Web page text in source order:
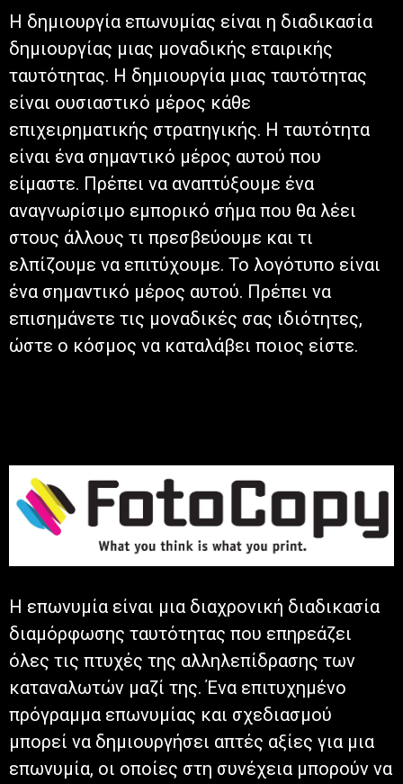
Η δημιουργία επωνυμίας είναι η διαδικασία
δημιουργίας μιας μοναδικής εταιρικής
ταυτότητας. Η δημιουργία μιας ταυτότητας
είναι ουσιαστικό μέρος κάθε
επιχειρηματικής στρατηγικής. Η ταυτότητα
είναι ένα σημαντικό μέρος αυτού που
είμαστε. Πρέπει να αναπτύξουμε ένα
αναγνωρίσιμο εμπορικό σήμα που θα λέει
στους άλλους τι πρεσβεύουμε και τι
ελπίζουμε να επιτύχουμε. Το λογότυπο είναι
ένα σημαντικό μέρος αυτού. Πρέπει να
επισημάνετε τις μοναδικές σας ιδιότητες,
ώστε ο κόσμος να καταλάβει ποιος είστε.
Η επωνυμία είναι μια διαχρονική διαδικασία
διαμόρφωσης ταυτότητας που επηρεάζει
όλες τις πτυχές της αλληλεπίδρασης των
καταναλωτών μαζί της. Ένα επιτυχημένο
πρόγραμμα επωνυμίας και σχεδιασμού
μπορεί να δημιουργήσει απτές αξίες για μια
επωνυμία, οι οποίες στη συνέχεια μπορούν να